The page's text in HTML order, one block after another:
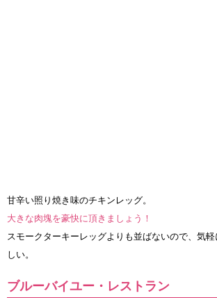
甘辛い照り焼き味のチキンレッグ。
大きな肉塊を豪快に頂きましょう！
スモークターキーレッグよりも並ばないので、気
しい。
ブルーバイユー・レストラン